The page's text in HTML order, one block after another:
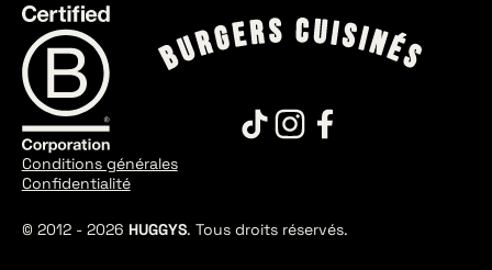
© 2012 - 2026 HUGGYS. Tous droits réservés.
Conditions générales
Confidentialité